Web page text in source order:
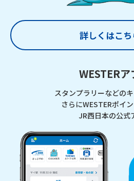
詳しくはこち
WESTERア
スタンプラリーなどの
さらにWESTERポイ
JR西日本の公式